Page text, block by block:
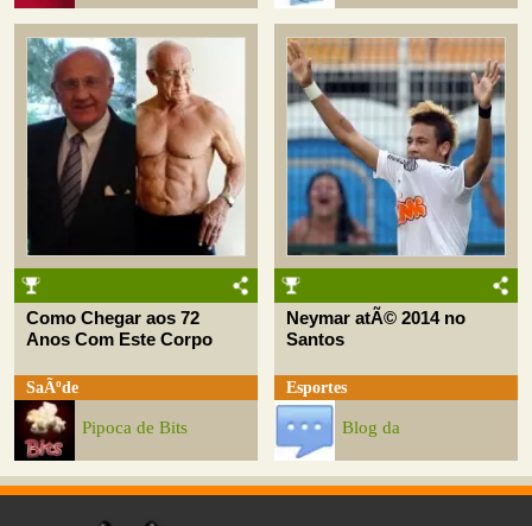
Como Chegar aos 72
Anos Com Este Corpo
SaÃºde
Pipoca de Bits
Neymar atÃ© 2014 no
Santos
Esportes
Blog da